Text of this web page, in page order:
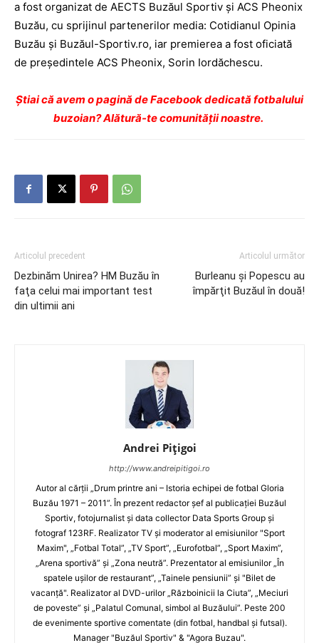
a fost organizat de AECTS Buzăul Sportiv şi ACS Pheonix
Buzău, cu sprijinul partenerilor media: Cotidianul Opinia
Buzău şi Buzăul-Sportiv.ro, iar premierea a fost oficiată
de preşedintele ACS Pheonix, Sorin Iordăchescu.
Ştiai că avem o pagină de Facebook dedicată fotbalului
buzoian? Alătură-te comunității noastre.
Articolul precedent
Dezbinăm Unirea? HM Buzău în
faţa celui mai important test
din ultimii ani
Articolul următor
Burleanu şi Popescu au
împărţit Buzăul în două!
Andrei Pițigoi
http://www.andreipitigoi.ro
Autor al cărţii „Drum printre ani – Istoria echipei de fotbal Gloria
Buzău 1971 – 2011”. În prezent redactor şef al publicaţiei Buzăul
Sportiv, fotojurnalist şi data collector Data Sports Group şi
fotograf 123RF. Realizator TV şi moderator al emisiunilor "Sport
Maxim", „Fotbal Total”, „TV Sport”, „Eurofotbal”, „Sport Maxim”,
„Arena sportivă” şi „Zona neutră”. Prezentator al emisiunilor „În
spatele uşilor de restaurant”, „Tainele pensiunii” şi "Bilet de
vacanţă". Realizator al DVD-urilor „Războinicii la Ciuta”, „Meciuri
de poveste” şi „Palatul Comunal, simbol al Buzăului”. Peste 200
de evenimente sportive comentate (din fotbal, handbal şi futsal).
Manager "Buzăul Sportiv" & "Agora Buzau".